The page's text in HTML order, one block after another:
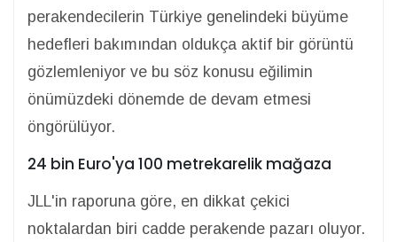
perakendecilerin Türkiye genelindeki büyüme
hedefleri bakımından oldukça aktif bir görüntü
gözlemleniyor ve bu söz konusu eğilimin
önümüzdeki dönemde de devam etmesi
öngörülüyor.
24 bin Euro'ya 100 metrekarelik mağaza
JLL'in raporuna göre, en dikkat çekici
noktalardan biri cadde perakende pazarı oluyor.